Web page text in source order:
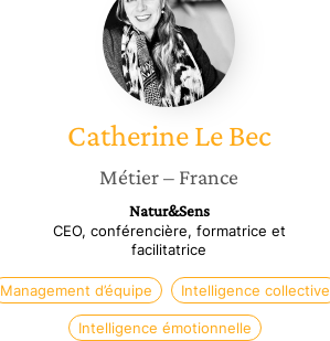
Le
Bec
Catherine Le Bec
Métier– France
Natur&Sens
CEO, conférencière, formatrice et
facilitatrice
Management d’équipe Intelligence collective
Intelligence émotionnelle